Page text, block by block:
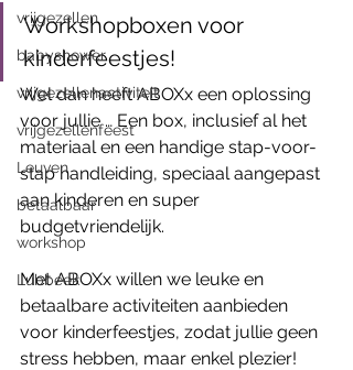
vrijgezellen
babyshower
vrijgezellenactiviteit
vrijgezellenfeest
Leuven
betaalbaar
workshop
Lubbeek
Workshopboxen voor
kinderfeestjes!
Wel dan heeft ABOXx een oplossing
voor jullie … Een box, inclusief al het
materiaal en een handige stap-voor-
stap handleiding, speciaal aangepast
aan kinderen en super
budgetvriendelijk.
Met ABOXx willen we leuke en
betaalbare activiteiten aanbieden
voor kinderfeestjes, zodat jullie geen
stress hebben, maar enkel plezier!